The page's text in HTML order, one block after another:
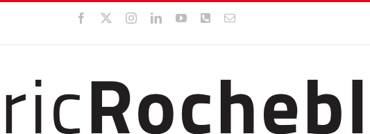
Facebook InstagramLinkedInYouTubeWhatsApp
Email